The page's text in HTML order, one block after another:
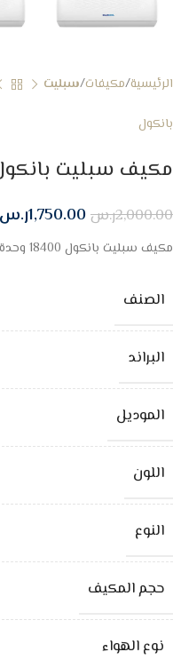
الرئيسية مكيفات سبليت
بانكول
مكيف سبليت بانكول 18400 وحدة
2,000.00ر.س1,750.00ر.س
مكيف سبليت بانكول 18400 وحدة بارد
الصنف
البراند
الموديل
اللون
النوع
حجم المكيف
نوع الهواء